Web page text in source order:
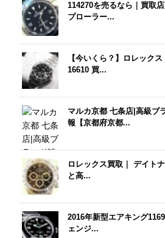
114270を売るなら｜買取
プローラー...
【今いくら？】ロレック
16610 買...
マルカ京都 七条店|高級ブ
報【京都府京都...
ロレックス買取｜ デイト
と高...
2016年新型エアキング
ェンジ...